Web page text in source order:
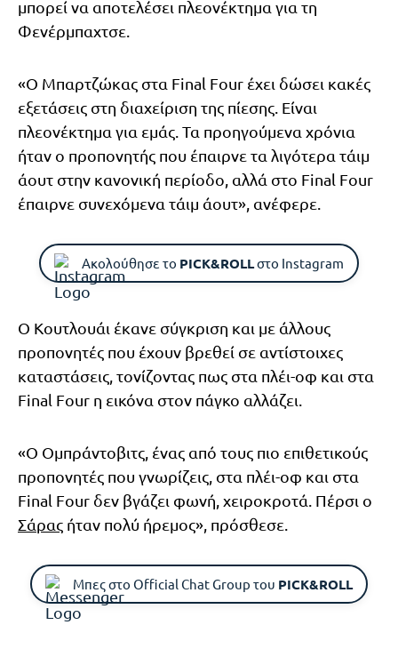
μπορεί να αποτελέσει πλεονέκτημα για τη
Φενέρμπαχτσε.
«Ο Μπαρτζώκας στα Final Four έχει δώσει κακές
εξετάσεις στη διαχείριση της πίεσης. Είναι
πλεονέκτημα για εμάς. Τα προηγούμενα χρόνια
ήταν ο προπονητής που έπαιρνε τα λιγότερα τάιμ
άουτ στην κανονική περίοδο, αλλά στο Final Four
έπαιρνε συνεχόμενα τάιμ άουτ», ανέφερε.
Ακολούθησε το PICK&ROLLστο Instagram
Ο Κουτλουάι έκανε σύγκριση και με άλλους
προπονητές που έχουν βρεθεί σε αντίστοιχες
καταστάσεις, τονίζοντας πως στα πλέι-οφ και στα
Final Four η εικόνα στον πάγκο αλλάζει.
«Ο Ομπράντοβιτς, ένας από τους πιο επιθετικούς
προπονητές που γνωρίζεις, στα πλέι-οφ και στα
Final Four δεν βγάζει φωνή, χειροκροτά. Πέρσι ο
Σάρας ήταν πολύ ήρεμος», πρόσθεσε.
Μπες στο Official Chat Group του PICK&ROLL